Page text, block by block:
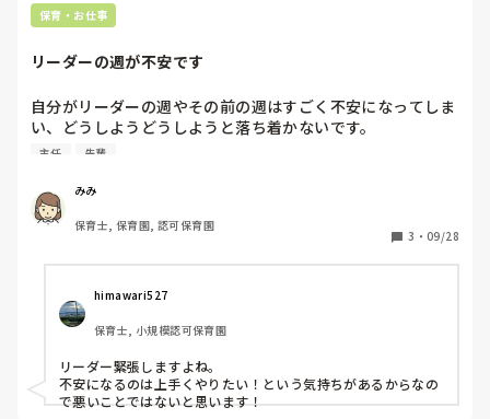
っていける自信ないです。
別に全員じゃないですし、仲良しの先生もいますが…しんど
いです。
保育・お仕事
リーダーの週が不安です
自分がリーダーの週やその前の週はすごく不安になってしま
い、どうしようどうしようと落ち着かないです。
先輩にはちゃんと準備すれば大丈夫と言われるのですが、上
準備が不十分だったり、準備の仕方が分からなかったり、準
備したけどハズレだったりするんだと思います。
主任 先輩
みみ
保育士, 保育園, 認可保育園
3 ・ 09/28
himawari527
保育士, 小規模認可保育園
リーダー緊張しますよね。
不安になるのは上手くやりたい！という気持ちがあるからなの
で悪いことではないと思います！